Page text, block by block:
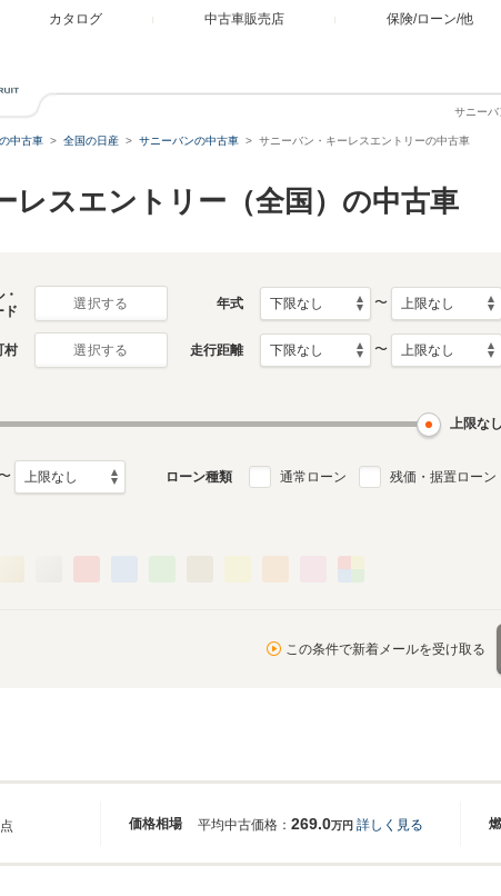
カタログ 中古車販売店 保険/ローン/他
サニー
中古車 全国の日産 サニーバンの中古車 サニーバン・キーレスエントリーの中古車
レスエントリー（全国）の中古車
ド
選択する 年式 〜
村 選択する 走行距離 〜
上限なし
ローン種類 通常ローン 残価・据置ローン
この条件で新着メールを受け取る
価格相場
点 平均中古価格： 269.0万円 詳しく見る